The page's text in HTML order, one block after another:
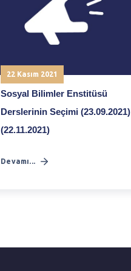
22 Kasım 2021
Sosyal Bilimler Enstitüsü
Derslerinin Seçimi (23.09.2021)
(22.11.2021)
Devamı...